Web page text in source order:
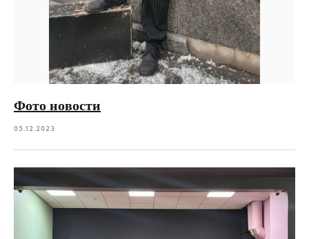
Фото новости
05.12.2023